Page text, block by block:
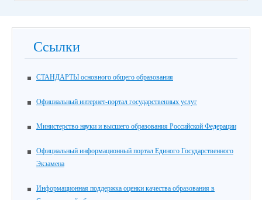
Ссылки
СТАНДАРТЫ основного общего образования
Официальный интернет-портал государственных услуг
Министерство науки и высшего образования Российской Федерации
Официальный информационный портал Единого Государственного
Экзамена
Информационная поддержка оценки качества образования в